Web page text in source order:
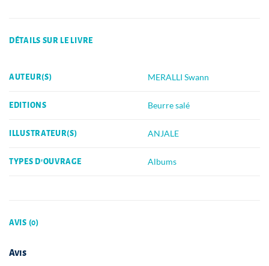
DÉTAILS SUR LE LIVRE
AUTEUR(S) MERALLI Swann
EDITIONS Beurre salé
ILLUSTRATEUR(S) ANJALE
TYPES D'OUVRAGE Albums
AVIS (0)
Avis